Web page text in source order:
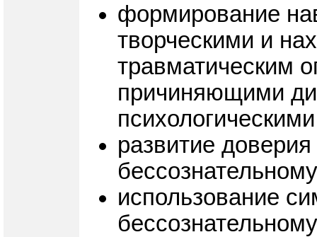
формирование
творческими и
травматическим
причиняющими
развитие
использование